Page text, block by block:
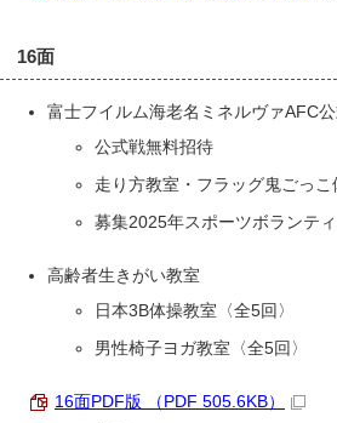
16面
富士フイルム海老名ミネルヴァAFC
公式戦無料招待
走り方教室・フラッグ鬼ごっ
募集2025年スポーツボランテ
高齢者生きがい教室
日本3B体操教室〈全5回〉
男性椅子ヨガ教室〈全5回〉
16面PDF版 （PDF 505.6KB）